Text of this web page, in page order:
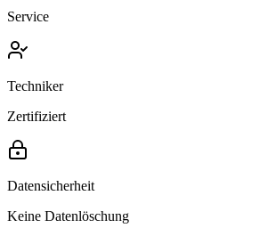
Service
Techniker
Zertifiziert
Datensicherheit
Keine Datenlöschung